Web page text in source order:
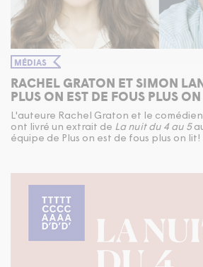
MÉDIAS
RACHEL GRATON ET SIMON
PLUS ON EST DE FOUS PLUS
L'auteure Rachel Graton et le
ont livré un extrait de La nuit du 4 au 5
équipe de Plus on est de fous plus on lit!